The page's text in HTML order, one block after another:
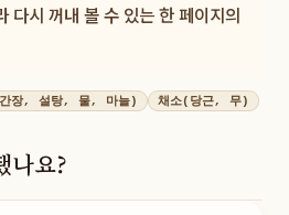
다시 꺼내 볼 수 있는 한 페이지의
간장, 설탕, 물, 마늘) 채소(당근, 무)
나요?